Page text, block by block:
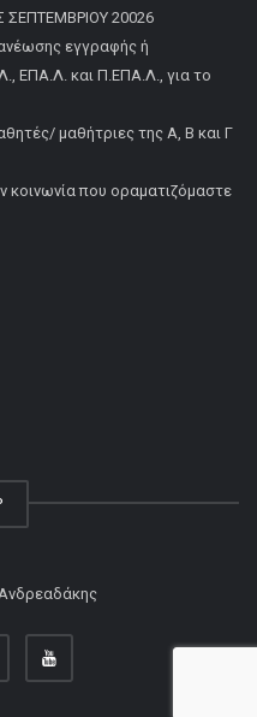
20026
εγγραφής ή
ΕΠΑ.Λ. και Π.ΕΠΑ.Λ., για το
μαθήτριες της Α, Β και Γ
κοινωνία που οραματιζόμαστε